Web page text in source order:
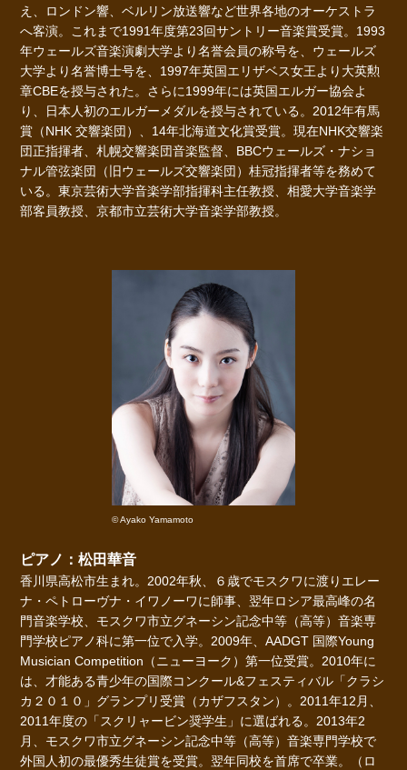
え、ロンドン響、ベルリン放送響など世界各地のオーケストラ
へ客演。これまで1991年度第23回サントリー音楽賞受賞。1993
年ウェールズ音楽演劇大学より名誉会員の称号を、ウェールズ
大学より名誉博士号を、1997年英国エリザベス女王より大英勲
章CBEを授与された。さらに1999年には英国エルガー協会よ
り、日本人初のエルガーメダルを授与されている。2012年有馬
賞（NHK 交響楽団）、14年北海道文化賞受賞。現在NHK交響楽
団正指揮者、札幌交響楽団音楽監督、BBCウェールズ・ナショ
ナル管弦楽団（旧ウェールズ交響楽団）桂冠指揮者等を務めて
いる。東京芸術大学音楽学部指揮科主任教授、相愛大学音楽学
部客員教授、京都市立芸術大学音楽学部教授。
© Ayako Yamamoto
ピアノ：松田華音
香川県高松市生まれ。2002年秋、６歳でモスクワに渡りエレー
ナ・ペトローヴナ・イワノーワに師事、翌年ロシア最高峰の名
門音楽学校、モスクワ市立グネーシン記念中等（高等）音楽専
門学校ピアノ科に第一位で入学。2009年、AADGT 国際Young
Musician Competition（ニューヨーク）第一位受賞。2010年に
は、才能ある青少年の国際コンクール&フェスティバル「クラシ
カ２０１０」グランプリ受賞（カザフスタン）。2011年12月、
2011年度の「スクリャービン奨学生」に選ばれる。2013年2
月、モスクワ市立グネーシン記念中等（高等）音楽専門学校で
外国人初の最優秀生徒賞を受賞。翌年同校を首席で卒業。（ロ